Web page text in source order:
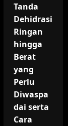
Tanda
Dehidrasi
Ringan
hingga
Berat
yang
Perlu
Diwaspa
dai serta
Cara